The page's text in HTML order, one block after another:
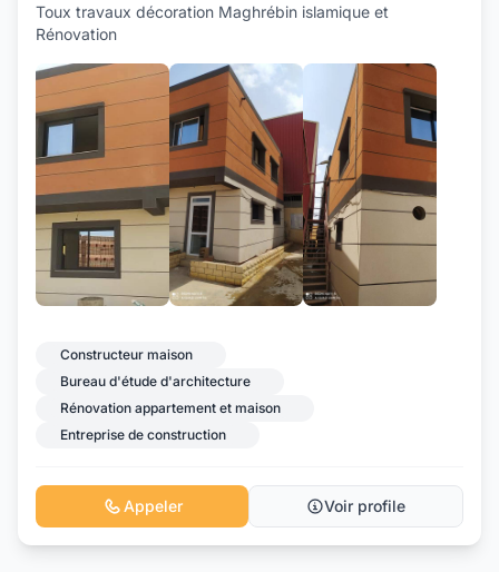
Toux travaux décoration Maghrébin islamique et
Rénovation
Constructeur maison
Bureau d'étude d'architecture
Rénovation appartement et maison
Entreprise de construction
Appeler Voir profile